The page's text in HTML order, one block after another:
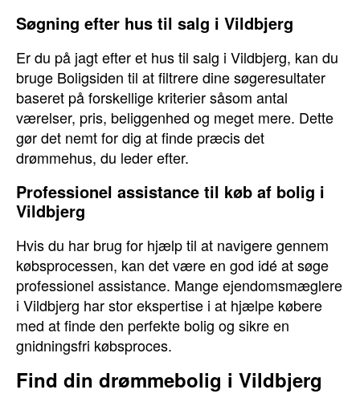
Søgning efter hus til salg i Vildbjerg
Er du på jagt efter et hus til salg i Vildbjerg, kan du
bruge Boligsiden til at filtrere dine søgeresultater
baseret på forskellige kriterier såsom antal
værelser, pris, beliggenhed og meget mere. Dette
gør det nemt for dig at finde præcis det
drømmehus, du leder efter.
Professionel assistance til køb af bolig i
Vildbjerg
Hvis du har brug for hjælp til at navigere gennem
købsprocessen, kan det være en god idé at søge
professionel assistance. Mange ejendomsmæglere
i Vildbjerg har stor ekspertise i at hjælpe købere
med at finde den perfekte bolig og sikre en
gnidningsfri købsproces.
Find din drømmebolig i Vildbjerg